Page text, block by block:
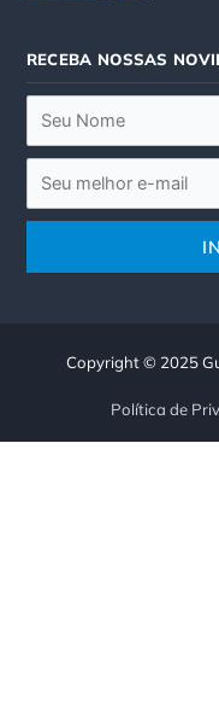
RECEBA NOSSAS
Copyright © 2025
Política de